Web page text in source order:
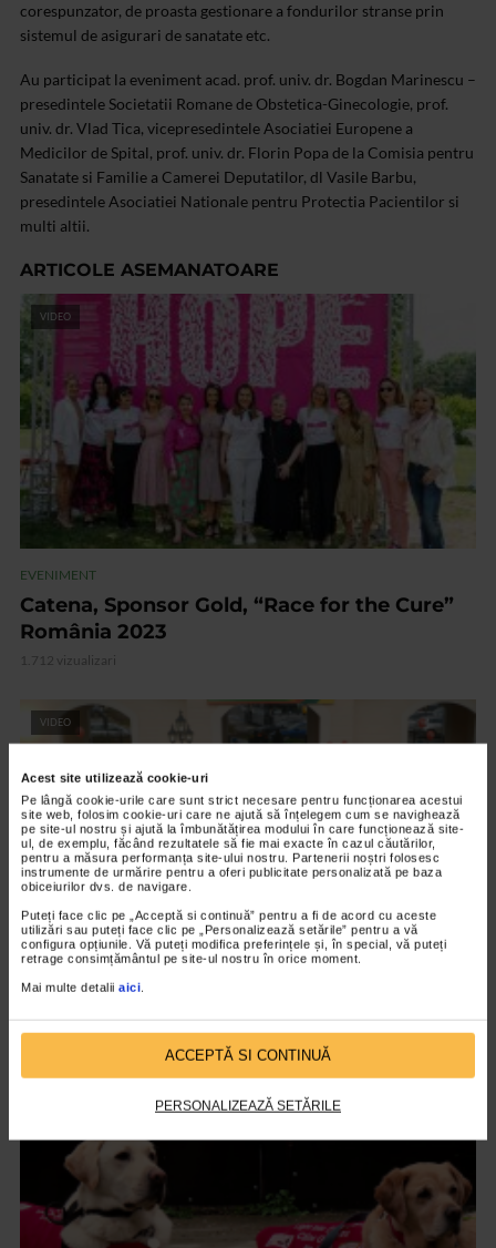
Acest site utilizează cookie-uri
Pe lângă cookie-urile care sunt strict necesare pentru funcționarea acestui
site web, folosim cookie-uri care ne ajută să înțelegem cum se navighează
pe site-ul nostru și ajută la îmbunătățirea modului în care funcționează site-
ul, de exemplu, făcând rezultatele să fie mai exacte în cazul căutărilor,
pentru a măsura performanța site-ului nostru. Partenerii noștri folosesc
instrumente de urmărire pentru a oferi publicitate personalizată pe baza
obiceiurilor dvs. de navigare.
Puteți face clic pe „Acceptă si continuă” pentru a fi de acord cu aceste
utilizări sau puteți face clic pe „Personalizează setările” pentru a vă
configura opțiunile. Vă puteți modifica preferințele și, în special, vă puteți
retrage consimțământul pe site-ul nostru în orice moment.
Mai multe detalii aici.
ACCEPTĂ SI CONTINUĂ
PERSONALIZEAZĂ SETĂRILE
corespunzator, de proasta gestionare a fondurilor stranse prin
sistemul de asigurari de sanatate etc.
Au participat la eveniment acad. prof. univ. dr. Bogdan Marinescu –
presedintele Societatii Romane de Obstetica-Ginecologie, prof.
univ. dr. Vlad Tica, vicepresedintele Asociatiei Europene a
Medicilor de Spital, prof. univ. dr. Florin Popa de la Comisia pentru
Sanatate si Familie a Camerei Deputatilor, dl Vasile Barbu,
presedintele Asociatiei Nationale pentru Protectia Pacientilor si
multi altii.
ARTICOLE ASEMANATOARE
VIDEO
EVENIMENT
Catena, Sponsor Gold, “Race for the Cure”
România 2023
1.712 vizualizari
VIDEO
EVENIMENT
2.142 vizualizari